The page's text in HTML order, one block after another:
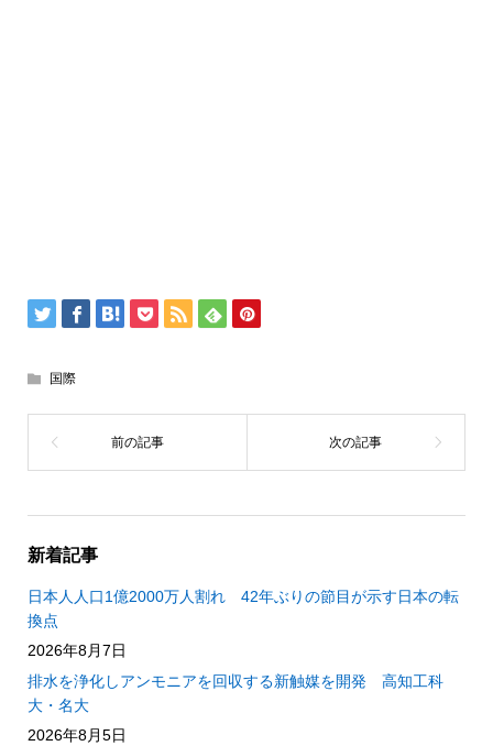
国際
新着記事
日本人人口1億2000万人割れ 42年ぶりの節目が示す日本の転
換点
2026年8月7日
排水を浄化しアンモニアを回収する新触媒を開発 高知工科
大・名大
2026年8月5日